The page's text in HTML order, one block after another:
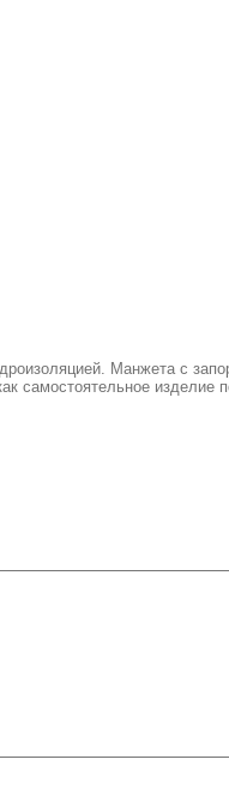
Манжета с
самостоятельное